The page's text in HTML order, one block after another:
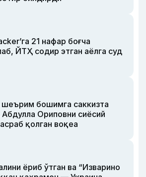
21 нафар боғча
ЙТҲ содир этган аёлга суд
шеърим бошимга саккизта
Абдулла Ориповни сиёсий
қолган воқеа
ёриб ўтган ва “Изварино